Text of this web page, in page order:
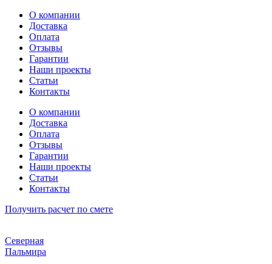
Перейти
содержимому
О компании
Доставка
Оплата
Отзывы
Гарантии
Наши проекты
Статьи
Контакты
О компании
Доставка
Оплата
Отзывы
Гарантии
Наши проекты
Статьи
Контакты
Получить расчет по смете
Северная
Пальмира